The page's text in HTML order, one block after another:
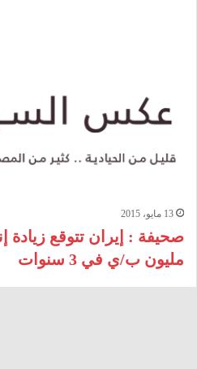
13 مايو، 2015
مليون ب/ي في 3 سنوات